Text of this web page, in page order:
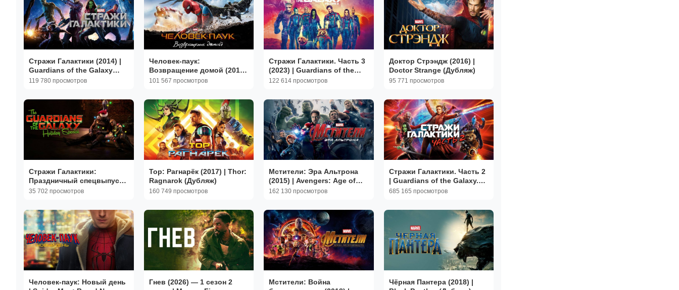
Стражи Галактики (2014) |
Guardians of the Galaxy
(Дубляж)
119 780 просмотров
Человек-паук:
Возвращение домой (2017)
| Spider-Man: Homecoming
101 567 просмотров
Стражи Галактики. Часть 3
(2023) | Guardians of the
Galaxy Vol. 3 (Дубляж)
122 614 просмотров
Доктор Стрэндж (2016) |
Doctor Strange (Дубляж)
95 771 просмотров
Стражи Галактики:
Праздничный спецвыпуск
(2022) | The Guardians of
35 702 просмотров
Тор: Рагнарёк (2017) | Thor:
Ragnarok (Дубляж)
160 749 просмотров
Мстители: Эра Альтрона
(2015) | Avengers: Age of
Ultron (Дубляж)
162 130 просмотров
Стражи Галактики. Часть 2
| Guardians of the Galaxy.
Vol. 2 (2017)
685 165 просмотров
Человек-паук: Новый день
Гнев (2026) — 1 сезон 2
Мстители: Война
Чёрная Пантера (2018) |